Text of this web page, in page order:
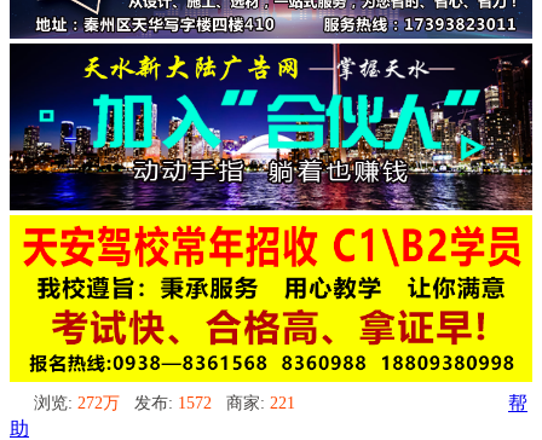
浏览: 272万 发布: 1572 商家: 221
帮
助